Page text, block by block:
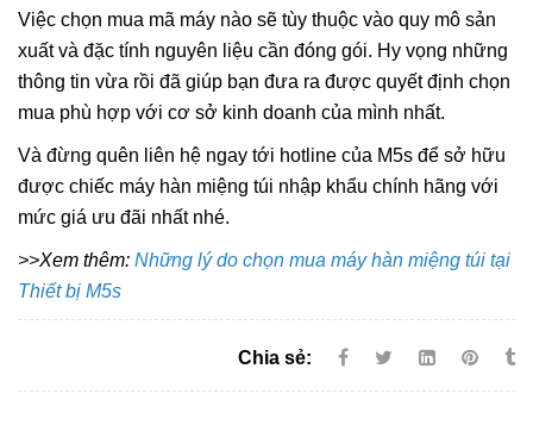
Việc chọn mua mã máy nào sẽ tùy thuộc vào quy mô sản
xuất và đặc tính nguyên liệu cần đóng gói. Hy vọng những
thông tin vừa rồi đã giúp bạn đưa ra được quyết định chọn
mua phù hợp với cơ sở kinh doanh của mình nhất.
Và đừng quên liên hệ ngay tới hotline của M5s để sở hữu
được chiếc máy hàn miệng túi nhập khẩu chính hãng với
mức giá ưu đãi nhất nhé.
>>Xem thêm: Những lý do chọn mua máy hàn miệng túi tại
Thiết bị M5s
Chia sẻ: